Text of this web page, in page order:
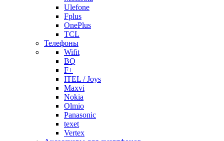
Ulefone
Fplus
OnePlus
TCL
Телефоны
Wifit
BQ
F+
ITEL / Joys
Maxvi
Nokia
Olmio
Panasonic
texet
Vertex